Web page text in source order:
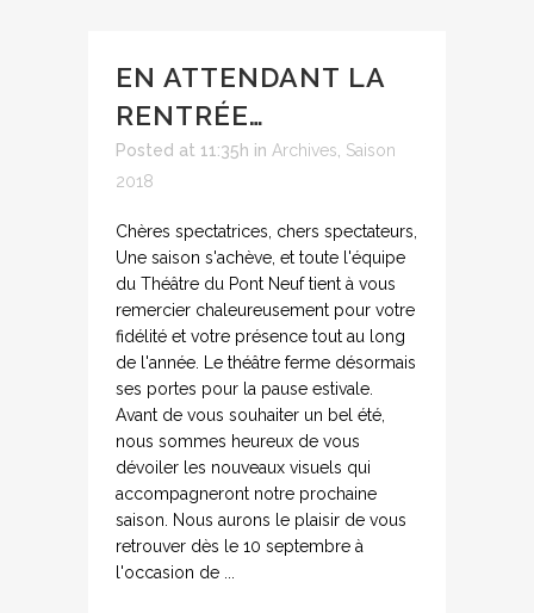
EN ATTENDANT LA
RENTRÉE…
Posted at 11:35h in Archives Saison
2018
Chères spectatrices, chers spectateurs,
Une saison s'achève, et toute l'équipe
du Théâtre du Pont Neuf tient à vous
remercier chaleureusement pour votre
fidélité et votre présence tout au long
de l'année. Le théâtre ferme désormais
ses portes pour la pause estivale.
Avant de vous souhaiter un bel été,
nous sommes heureux de vous
dévoiler les nouveaux visuels qui
accompagneront notre prochaine
saison. Nous aurons le plaisir de vous
retrouver dès le 10 septembre à
l'occasion de ...